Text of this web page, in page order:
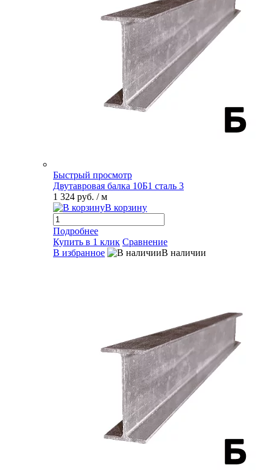
Быстрый просмотр
Двутавровая балка 10Б1 сталь 3
1 324 руб. / м
В корзину
Подробнее
Купить в 1 клик Сравнение
В избранное
В наличии